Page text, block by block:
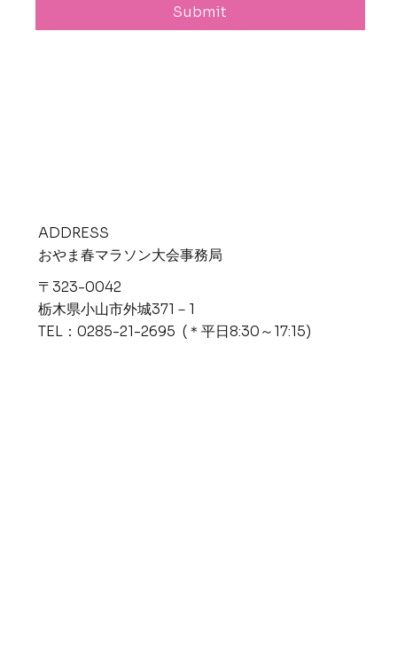
Submit
ADDRESS
​おやま春マラソン大会事務局
〒323-0042
栃木県小山市外城371－1
TEL：0285-21-2695 (＊平日8:30～17:15)